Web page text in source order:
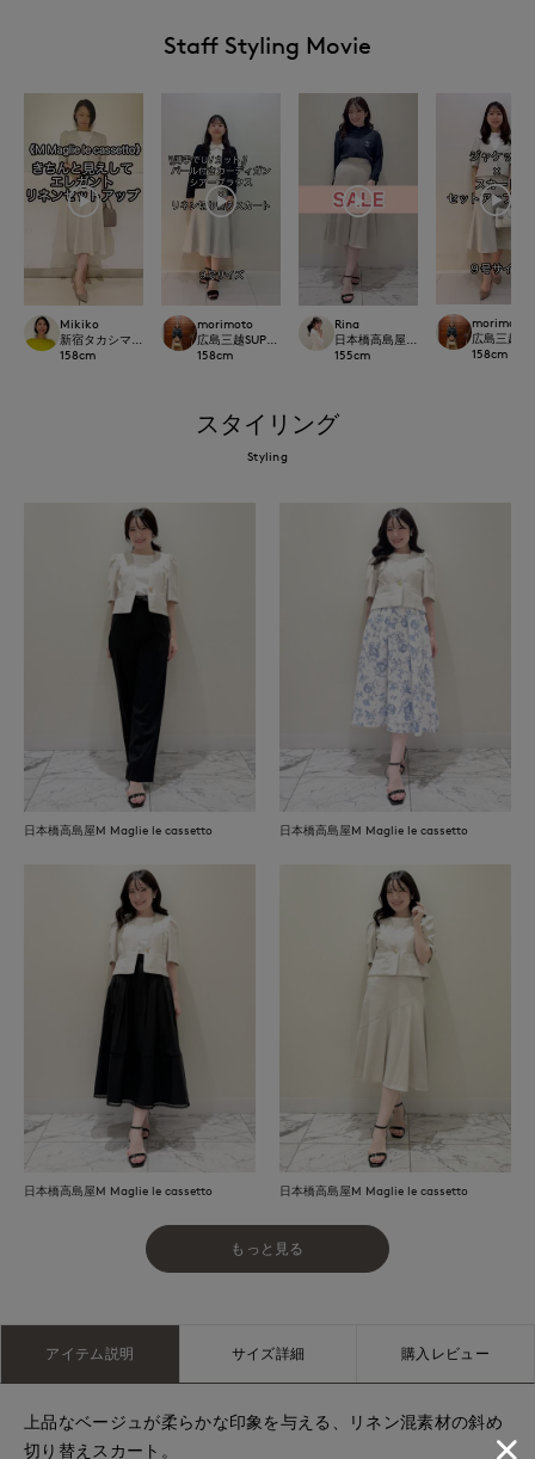
Staff Styling Movie
Mikiko
新宿タカシマヤSUPERIOR CLOSET
158cm
morimoto
広島三越SUPERIORCLOSET
158cm
Rina
日本橋高島屋M Maglie le cassetto
155cm
morimoto
広島三越
158cm
スタイリング
Styling
日本橋高島屋M Maglie le cassetto 日本橋高島屋M Maglie le cassetto
日本橋高島屋M Maglie le cassetto 日本橋高島屋M Maglie le cassetto
もっと見る
アイテム説明 サイズ詳細 購入レビュー
上品なベージュが柔らかな印象を与える、リネン混素材の斜め
切り替えスカート。